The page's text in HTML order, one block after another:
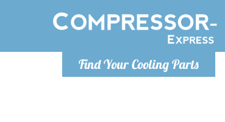
Find Your Cooling Parts